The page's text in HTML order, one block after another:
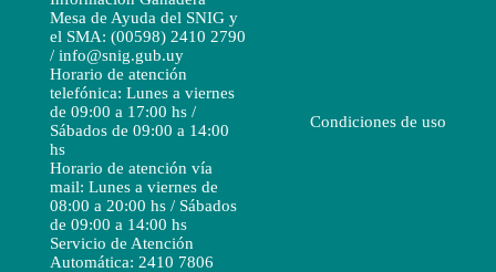
Mesa de Ayuda del SNIG y
el SMA: (00598) 2410 2790
/ info@snig.gub.uy
Horario de atención
telefónica: Lunes a viernes
de 09:00 a 17:00 hs /
Sábados de 09:00 a 14:00
hs
Horario de atención vía
mail: Lunes a viernes de
08:00 a 20:00 hs / Sábados
de 09:00 a 14:00 hs
Servicio de Atención
Automática: 2410 7806
Condiciones de uso